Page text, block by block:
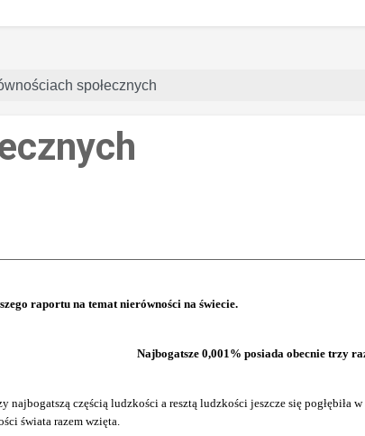
społecznych
raportu na temat nierówności na świecie.
Najbogatsze 0,001% posiada obecnie trzy
częścią ludzkości a resztą ludzkości jeszcze się
świata razem wzięta.